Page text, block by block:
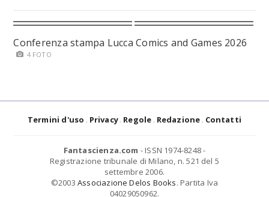
Conferenza stampa Lucca Comics and Games 2026
4 FOTO
Termini d'uso Privacy Regole Redazione Contatti
Fantascienza.com - ISSN 1974-8248 -
Registrazione tribunale di Milano, n. 521 del 5
settembre 2006.
©2003 Associazione Delos Books. Partita Iva
04029050962.